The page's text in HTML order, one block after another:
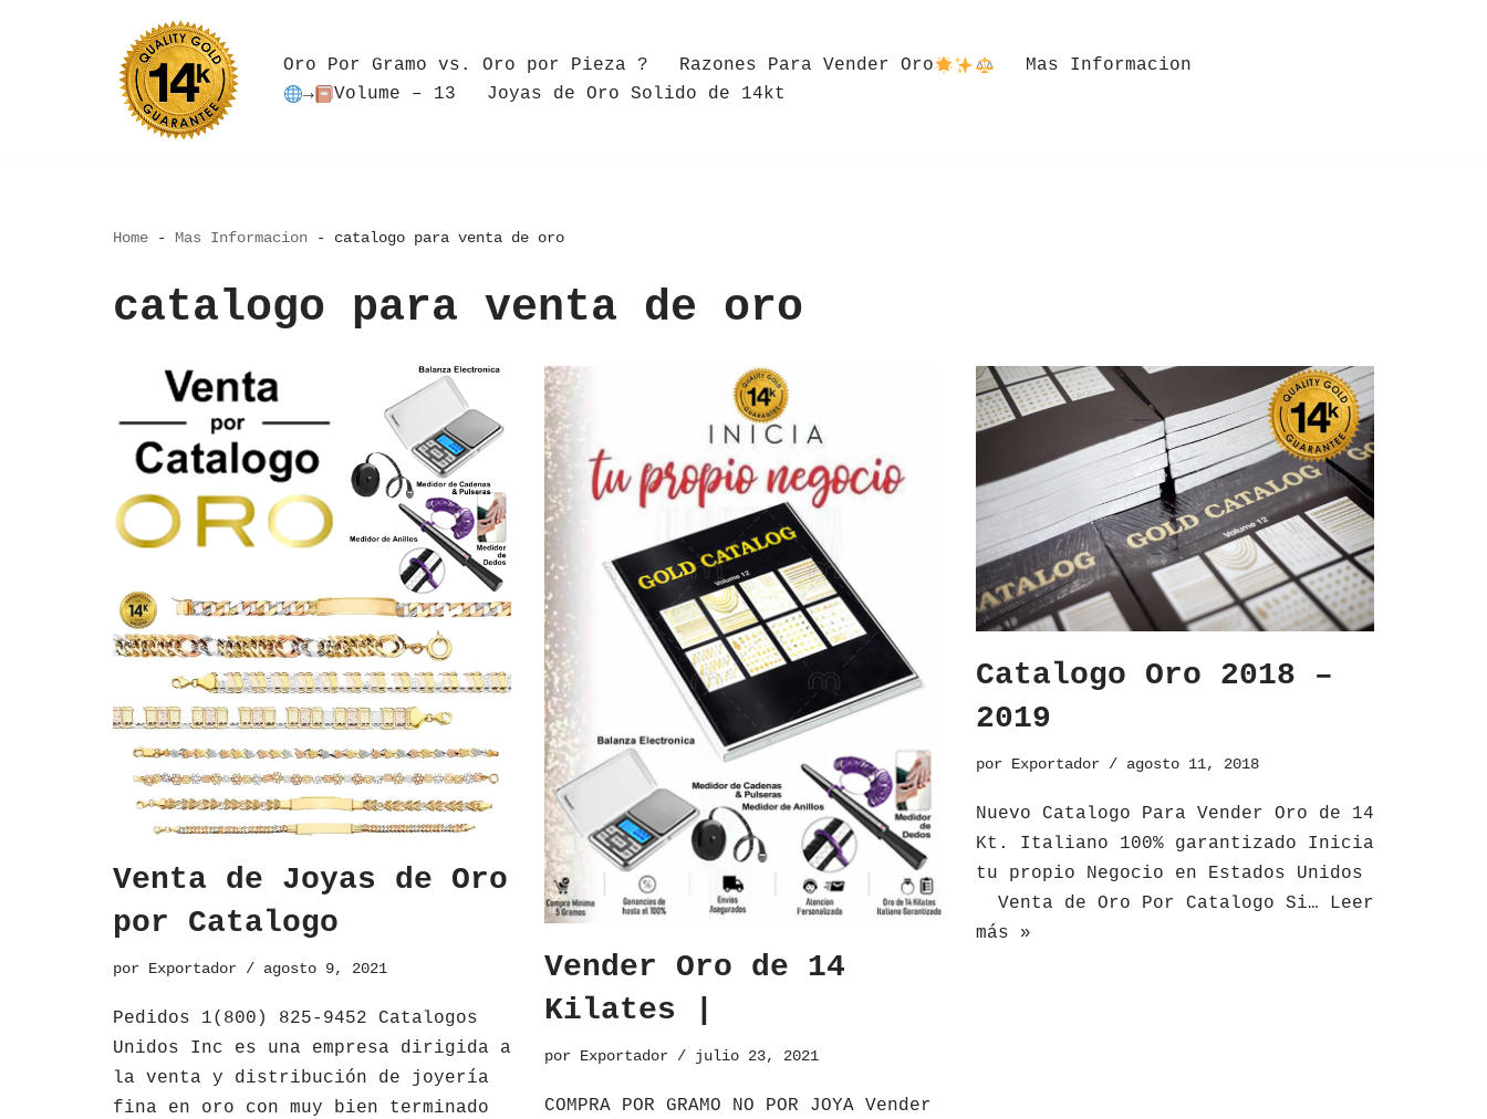
Oro Por Gramo vs. Oro por Pieza ? Razones Para Vender Oro
Mas Informacion
→
Volume – 13 Joyas de Oro Solido de 14kt
Home - Mas Informacion - catalogo para venta de oro
catalogo para venta de oro
Venta de Joyas de Oro
por Catalogo
por Exportador agosto 9, 2021
Pedidos 1(800) 825-9452 Catalogos
Unidos Inc es una empresa dirigida a
la venta y distribución de joyería
fina en oro con muy bien terminado
Vender Oro de 14
Kilates |
por Exportador julio 23, 2021
COMPRA POR GRAMO NO POR JOYA Vender
Catalogo Oro 2018 –
2019
por Exportador agosto 11, 2018
Nuevo Catalogo Para Vender Oro de 14
Kt. Italiano 100% garantizado Inicia
tu propio Negocio en Estados Unidos
Venta de Oro Por Catalogo Si… Leer
más »